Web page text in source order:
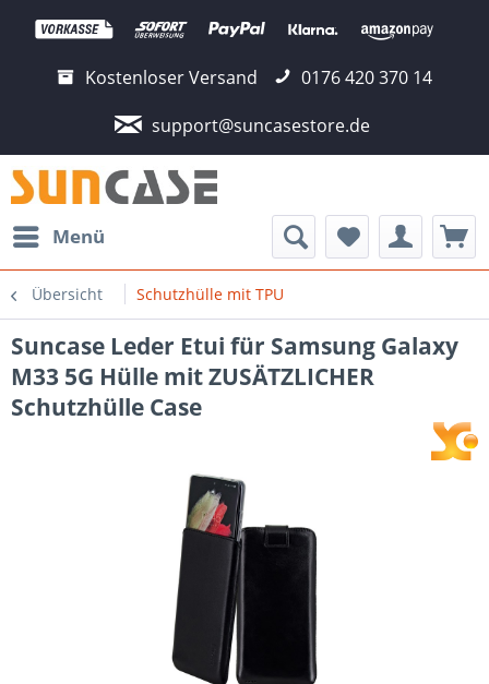
Kostenloser Versand
0176 420 370 14
support@suncasestore.de
Menü
Übersicht Schutzhülle mit TPU
Suncase Leder Etui für Samsung Galaxy
M33 5G Hülle mit ZUSÄTZLICHER
Schutzhülle Case